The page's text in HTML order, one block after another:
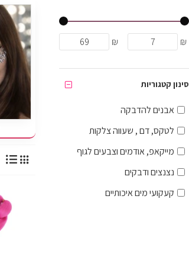
₪
₪
סינון קטגוריות
אבנים להדבקה
לטקס, דם , שעווה צלקות
מייקאפ, אודמים וצבעים לגוף
נצנצים ודבקים
קעקועי מים איכותיים